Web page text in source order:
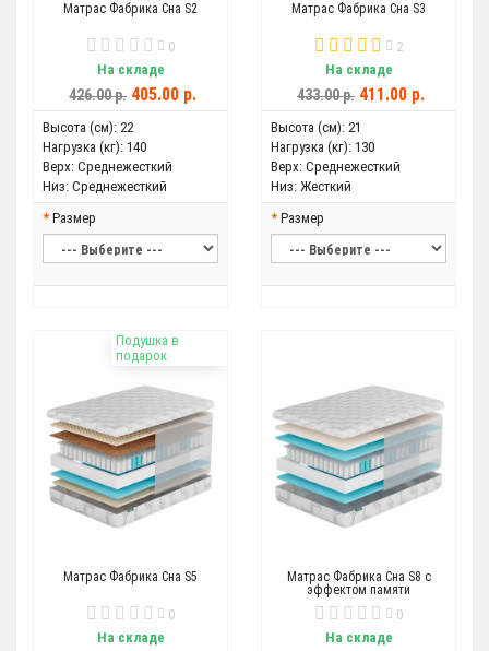
Матрас Фабрика Сна S2
0
На складе
426.00 р. 405.00 р.
Высота (см): 22
Нагрузка (кг): 140
Верх: Среднежесткий
Низ: Среднежесткий
Размер
Матрас Фабрика Сна S3
2
На складе
433.00 р. 411.00 р.
Высота (см): 21
Нагрузка (кг): 130
Верх: Среднежесткий
Низ: Жесткий
Размер
Подушка в
подарок
Матрас Фабрика Сна S5
0
На складе
Матрас Фабрика Сна S8 с
эффектом памяти
0
На складе